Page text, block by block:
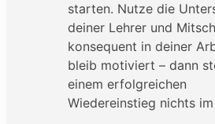
starten. Nutze die
deiner Lehrer und
konsequent in deiner
bleib motiviert – dann
einem erfolgreichen
Wiedereinstieg nichts im